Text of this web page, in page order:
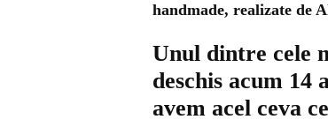
handmade, realizate de
Unul dintre cele
deschis acum 14
avem acel ceva